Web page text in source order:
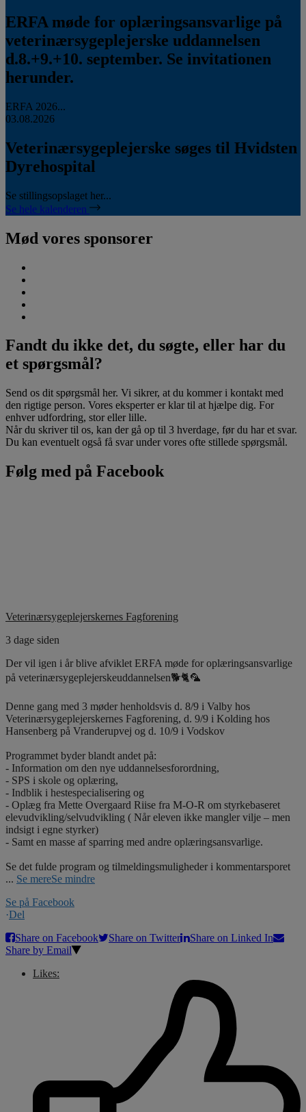
ERFA møde for oplæringsansvarlige på
veterinærsygeplejerske uddannelsen
d.8.+9.+10. september. Se invitationen
herunder.
ERFA 2026...
03.08.2026
Veterinærsygeplejerske søges til Hvidsten
Dyrehospital
Se stillingsopslaget her...
Se hele kalenderen
Mød vores sponsorer
Fandt du ikke det, du søgte, eller har du
et spørgsmål?
Send os dit spørgsmål her. Vi sikrer, at du kommer i kontakt med
den rigtige person. Vores eksperter er klar til at hjælpe dig. For
enhver udfordring, stor eller lille.
Når du skriver til os, kan der gå op til 3 hverdage, før du har et svar.
Du kan eventuelt også få svar under vores ofte stillede spørgsmål.
Følg med på Facebook
Veterinærsygeplejerskernes Fagforening
3 dage siden
Der vil igen i år blive afviklet ERFA møde for oplæringsansvarlige
på veterinærsygeplejerskeuddannelsen🐕🐈🦜
Denne gang med 3 møder henholdsvis d. 8/9 i Valby hos
Veterinærsygeplejerskernes Fagforening, d. 9/9 i Kolding hos
Hansenberg på Vranderupvej og d. 10/9 i Vodskov
Programmet byder blandt andet på:
- Information om den nye uddannelsesforordning,
- SPS i skole og oplæring,
- Indblik i hestespecialisering og
- Oplæg fra Mette Overgaard Riise fra M-O-R om styrkebaseret
elevudvikling/selvudvikling ( Når eleven ikke mangler vilje – men
indsigt i egne styrker)
- Samt en masse af sparring med andre oplæringsansvarlige.
Se det fulde program og tilmeldingsmuligheder i kommentarsporet
... Se mereSe mindre
Se på Facebook
·Del
Share on Facebook
Share on Twitter
Share on Linked In
Share by Email
Likes: